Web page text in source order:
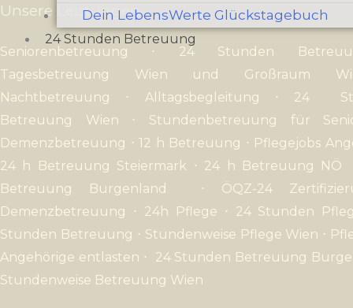
Dein LebensWerte Glückstagebuch
24 Stunden Betreuung
Unsere Leistungen
Seniorenbetreuung ⋅ 24 Stunden
Tagesbetreuung Wien und Großraum
Nachtbetreuung ⋅ Alltagsbegleitung ⋅ 24
Betreuung Wien ⋅ Stundenbetreuung für
Demenzbetreuung ⋅12 h Betreuung ⋅ Pflegejobs
24 h Betreuung Steiermark ⋅ 24 h Betreuung NÖ
Betreuung Burgenland ⋅ ÖQZ-24
Demenzbetreuung
⋅ 24h Pflege ⋅ 24 Stunden
Stunden Betreuung ⋅ Stundenweise Pflege Wien ⋅
Angehörige entlasten ⋅ 24 Stunden Betreuung
Stundenweise Betreuung Wien